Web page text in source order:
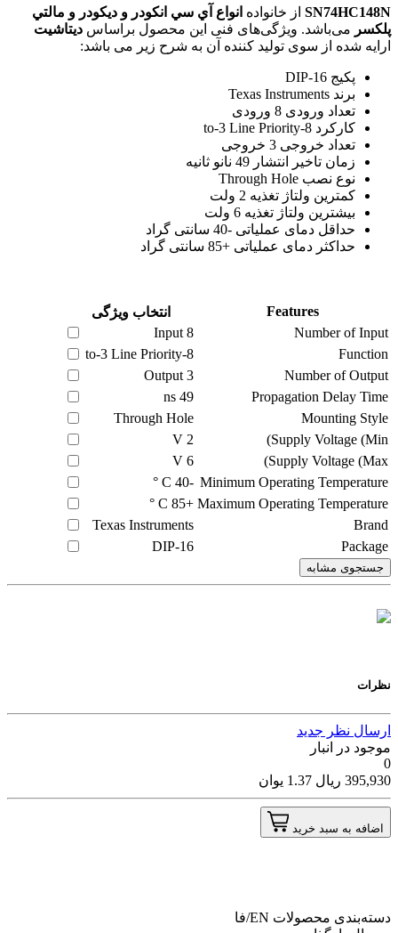
SN74HC148N از خانواده انواع آي سي انکودر و ديکودر و مالتي
پلکسر
دیتاشیت
ارایه شده از سوی تولید کننده آن به شرح زیر می باشد:
پکیج DIP-16
برند Texas Instruments
تعداد ورودی 8 ورودی
کارکرد 8-to-3 Line Priority
تعداد خروجی 3 خروجی
زمان تاخیر انتشار 49 نانو ثانیه
نوع نصب Through Hole
کمترین ولتاژ تغذیه 2 ولت
بیشترین ولتاژ تغذیه 6 ولت
حداقل دمای عملیاتی -40 سانتی گراد
حداکثر دمای عملیاتی +85 سانتی گراد
Features
انتخاب ویژگی
Number of Input
8
Input
Function
8-to-3 Line Priority
Number of Output
3
Output
Propagation Delay Time
49
ns
Mounting Style
Through Hole
Supply Voltage (Min)
2
V
Supply Voltage (Max)
6
V
Minimum Operating Temperature
-40
C °
Maximum Operating Temperature
+85
C °
Brand
Texas Instruments
Package
DIP-16
جستجوی مشابه
نظرات
ارسال نظر جدید
موجود در انبار
0
395,930 ریال 1.37 یوان
اضافه به سبد خرید
دسته‌بندی محصولات EN/فا